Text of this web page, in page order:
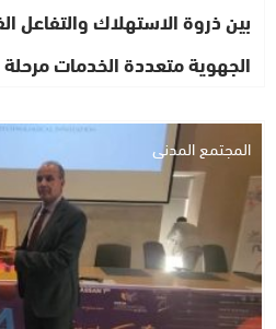
بين ذروة الاستهلاك والتفاعل
الجهوية متعددة الخدمات
المجتمع المدني